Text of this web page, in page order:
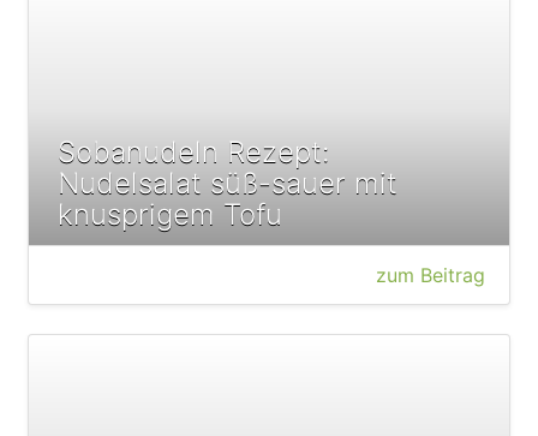
Sobanudeln Rezept:
Nudelsalat süß-sauer mit
knusprigem Tofu
zum Beitrag